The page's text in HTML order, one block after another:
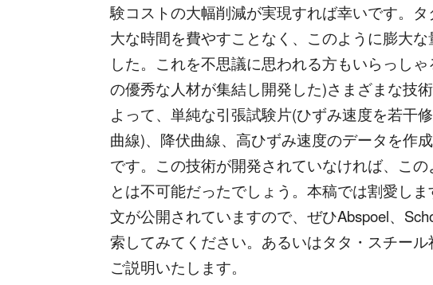
験コストの大幅削減が実現すれば幸いです。
大な時間を費やすことなく、このように膨大
した。これを不思議に思われる方もいらっし
の優秀な人材が集結し開発した)さまざまな技
よって、単純な引張試験片(ひずみ速度を若干
曲線)、降伏曲線、高ひずみ速度のデータを作
です。この技術が開発されていなければ、こ
とは不可能だったでしょう。本稿では割愛し
文が公開されていますので、ぜひAbspoel、
索してみてください。あるいはタタ・スチー
ご説明いたします。